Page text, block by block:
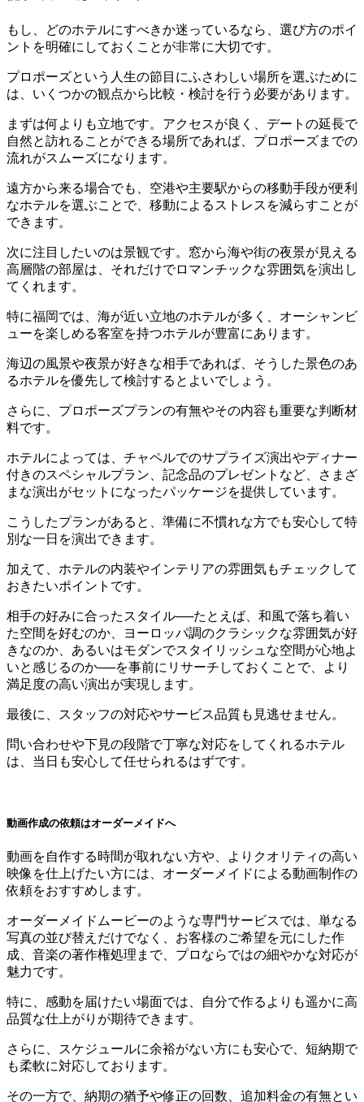
もし、どのホテルにすべきか迷っているなら、選び方のポイ
ントを明確にしておくことが非常に大切です。
プロポーズという人生の節目にふさわしい場所を選ぶために
は、いくつかの観点から比較・検討を行う必要があります。
まずは何よりも立地です。アクセスが良く、デートの延長で
自然と訪れることができる場所であれば、プロポーズまでの
流れがスムーズになります。
遠方から来る場合でも、空港や主要駅からの移動手段が便利
なホテルを選ぶことで、移動によるストレスを減らすことが
できます。
次に注目したいのは景観です。窓から海や街の夜景が見える
高層階の部屋は、それだけでロマンチックな雰囲気を演出し
てくれます。
特に福岡では、海が近い立地のホテルが多く、オーシャンビ
ューを楽しめる客室を持つホテルが豊富にあります。
海辺の風景や夜景が好きな相手であれば、そうした景色のあ
るホテルを優先して検討するとよいでしょう。
さらに、プロポーズプランの有無やその内容も重要な判断材
料です。
ホテルによっては、チャペルでのサプライズ演出やディナー
付きのスペシャルプラン、記念品のプレゼントなど、さまざ
まな演出がセットになったパッケージを提供しています。
こうしたプランがあると、準備に不慣れな方でも安心して特
別な一日を演出できます。
加えて、ホテルの内装やインテリアの雰囲気もチェックして
おきたいポイントです。
相手の好みに合ったスタイル──たとえば、和風で落ち着い
た空間を好むのか、ヨーロッパ調のクラシックな雰囲気が好
きなのか、あるいはモダンでスタイリッシュな空間が心地よ
いと感じるのか──を事前にリサーチしておくことで、より
満足度の高い演出が実現します。
最後に、スタッフの対応やサービス品質も見逃せません。
問い合わせや下見の段階で丁寧な対応をしてくれるホテル
は、当日も安心して任せられるはずです。
動画作成の依頼はオーダーメイドへ
動画を自作する時間が取れない方や、よりクオリティの高い
映像を仕上げたい方には、オーダーメイドによる動画制作の
依頼をおすすめします。
オーダーメイドムービーのような専門サービスでは、単なる
写真の並び替えだけでなく、お客様のご希望を元にした作
成、音楽の著作権処理まで、プロならではの細やかな対応が
魅力です。
特に、感動を届けたい場面では、自分で作るよりも遥かに高
品質な仕上がりが期待できます。
さらに、スケジュールに余裕がない方にも安心で、短納期で
も柔軟に対応しております。
その一方で、納期の猶予や修正の回数、追加料金の有無とい